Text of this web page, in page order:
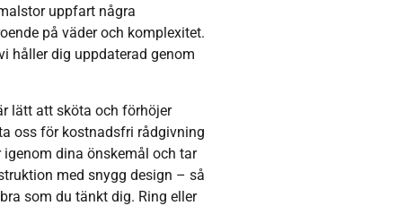
uppfart några
på väder och komplexitet.
håller dig uppdaterad genom
lätt att sköta och förhöjer
oss för kostnadsfri rådgivning
dina önskemål och tar
med snygg design – så
som du tänkt dig. Ring eller